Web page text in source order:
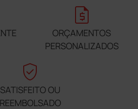
request_quote
ORÇAMENTOS
PERSONALIZADOS
verified_user
SATISFEITO OU
REEMBOLSADO